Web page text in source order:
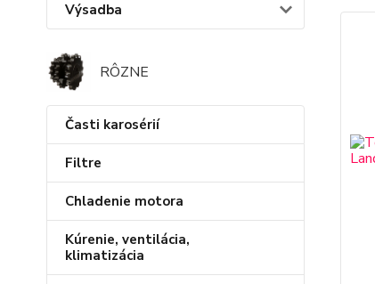
Výsadba
RÔZNE
Časti karosérií
Filtre
Chladenie motora
Kúrenie, ventilácia,
klimatizácia